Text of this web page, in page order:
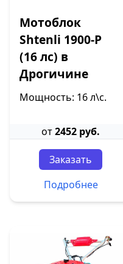
Мотоблок
Shtenli 1900-P
(16 лс) в
Дрогичине
Мощность: 16 л\с.
от2452 руб.
Заказать
Подробнее